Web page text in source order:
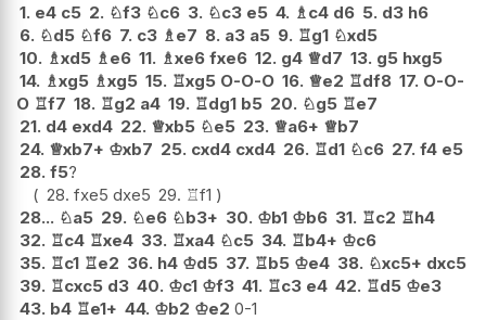
1. e4 c5 2. ♘f3 ♘c6 3. ♘c3 e5 4. ♗ c4 d6 5. d3 h6
6. ♘d5 ♘f6 7. c3 ♗ e7 8. a3 a5 9. ♖g1 ♘xd5
10. ♗xd5 ♗ e6 11. ♗xe6 fxe6 12. g4 ♕d7 13. g5 hxg5
14. ♗xg5 ♗xg5 15. ♖xg5 O-O-O 16. ♕e2 ♖df8 17. O-O-
O ♖f7 18. ♖g2 a4 19. ♖dg1 b5 20. ♘g5 ♖e7
21. d4 exd4 22. ♕xb5 ♘e5 23. ♕a6+ ♕b7
24. ♕xb7+ ♔xb7 25. cxd4 cxd4 26. ♖d1 ♘c6 27. f4 e5
28. f5?
28. fxe5 dxe5 29. ♖f1
28... ♘a5 29. ♘e6 ♘b3+ 30. ♔b1 ♔b6 31. ♖c2 ♖h4
32. ♖c4 ♖xe4 33. ♖xa4 ♘c5 34. ♖b4+ ♔c6
35. ♖c1 ♖e2 36. h4 ♔d5 37. ♖b5 ♔e4 38. ♘xc5+ dxc5
39. ♖cxc5 d3 40. ♔c1 ♔f3 41. ♖c3 e4 42. ♖d5 ♔e3
43. b4 ♖e1+ 44. ♔b2 ♔e2 0-1